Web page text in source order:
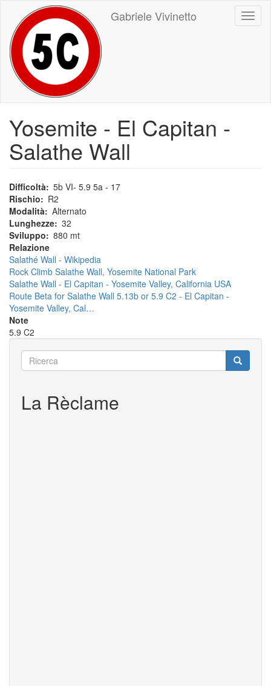
contenuto
principale
Gabriele Vivinetto
Yosemite - El Capitan -
Salathe Wall
Difficoltà 5b VI- 5.9 5a - 17
Rischio
R2
Modalità Alternato
Lunghezze 32
Sviluppo
880 mt
Relazione
Salathé Wall - Wikipedia
Rock Climb Salathe Wall, Yosemite National Park
Salathe Wall - El Capitan - Yosemite Valley, California USA
Route Beta for Salathe Wall 5.13b or 5.9 C2 - El Capitan -
Yosemite Valley, Cal…
Note
5.9 C2
Ricerca
Ricerca Ricerca
La Rèclame